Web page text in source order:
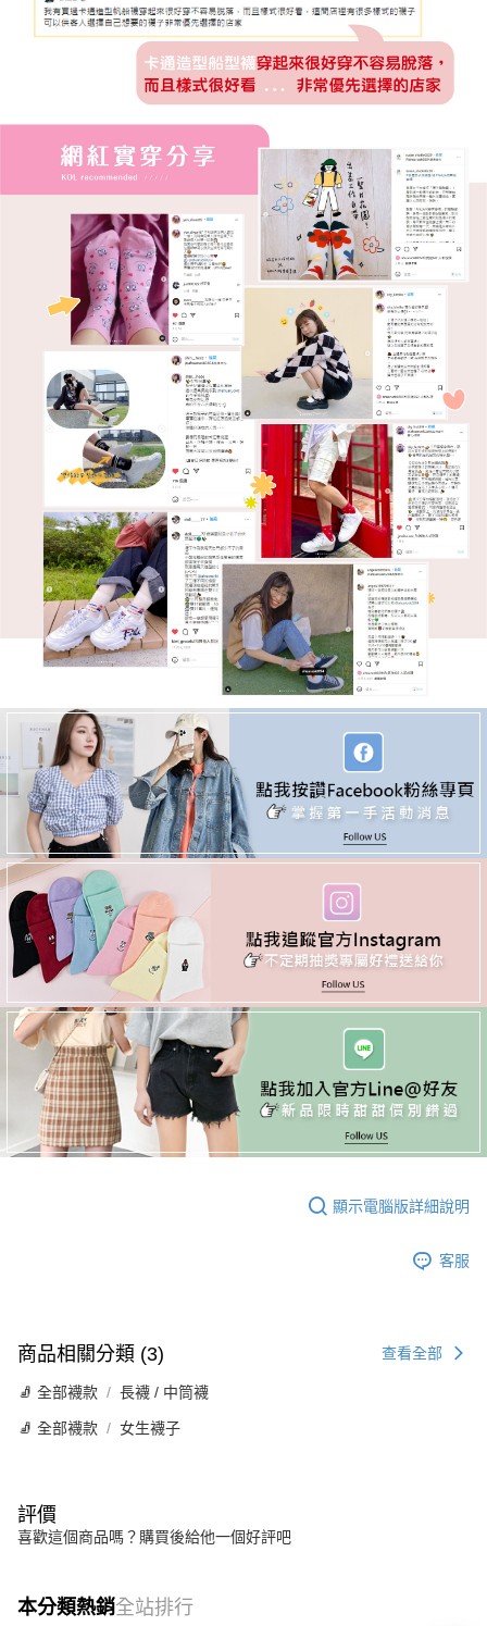
顯示電腦版詳細說明
客服
商品相關分類 (3) 查看全部
🧦 全部襪款 長襪 / 中筒襪
🧦 全部襪款 女生襪子
評價
喜歡這個商品嗎？購買後給他一個好評吧
本分類熱銷全站排行